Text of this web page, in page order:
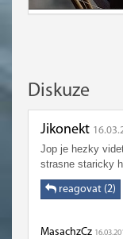
Diskuze
Jikonekt
Jop je hezky
strasne staricky
reagovat (2)
MasachzCz